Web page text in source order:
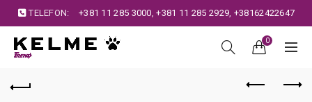
TELEFON: +381 11 285 3000,+381 11 285 2929, +38162422647
0